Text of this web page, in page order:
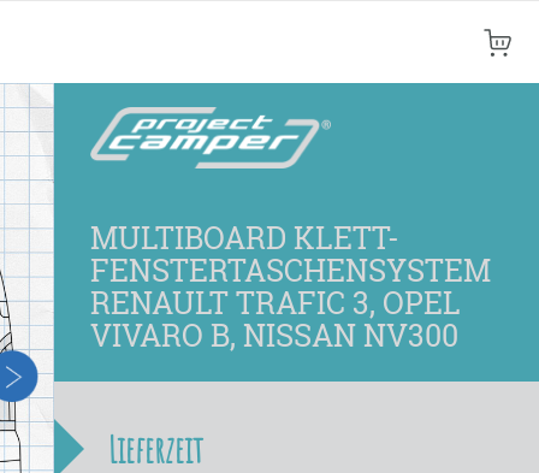
MULTIBOARD KLETT-
FENSTERTASCHENSYSTEM
RENAULT TRAFIC 3, OPEL
VIVARO B, NISSAN NV300
Lieferzeit